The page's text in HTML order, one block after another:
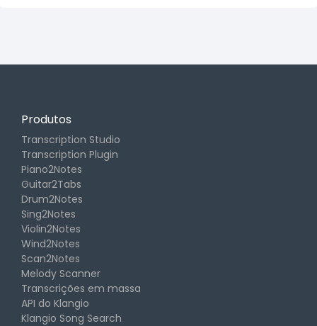
Produtos
Transcription Studio
Transcription Plugin
Piano2Notes
Guitar2Tabs
Drum2Notes
Sing2Notes
Violin2Notes
Wind2Notes
Scan2Notes
Melody Scanner
Transcrições em massa
API do Klangio
Klangio Song Search